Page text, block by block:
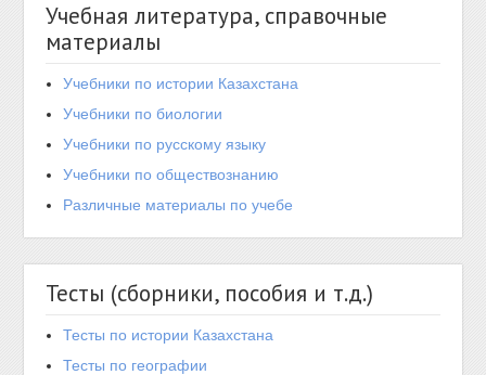
Учебная литература, справочные
материалы
Учебники по истории Казахстана
Учебники по биологии
Учебники по русскому языку
Учебники по обществознанию
Различные материалы по учебе
Тесты (сборники, пособия и т.д.)
Тесты по истории Казахстана
Тесты по географии